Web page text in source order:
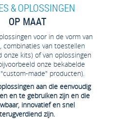
& OPLOSSINGEN
OP MAAT
voor in de vorm van
combinaties van toestellen
onze kits) of van oplossingen
onze bekabelde
made" producten).
aan die eenvoudig
en te gebruiken zijn en die
innovatief en snel
terugverdiend zijn.